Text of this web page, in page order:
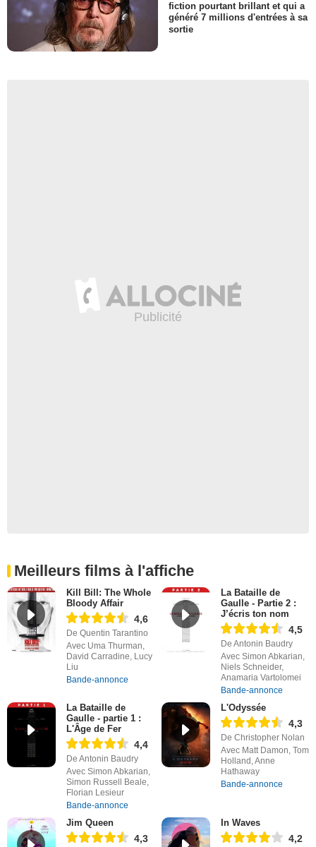
fiction pourtant brillant et qui a
généré 7 millions d'entrées à sa
sortie
Meilleurs films à l'affiche
Kill Bill: The Whole
Bloody Affair
4,6
De Quentin Tarantino
Avec Uma Thurman,
David Carradine, Lucy
Liu
Bande-annonce
La Bataille de
Gaulle - Partie 2 :
J’écris ton nom
4,5
De Antonin Baudry
Avec Simon Abkarian,
Niels Schneider,
Anamaria Vartolomei
Bande-annonce
La Bataille de
Gaulle - partie 1 :
L'Âge de Fer
4,4
De Antonin Baudry
Avec Simon Abkarian,
Simon Russell Beale,
Florian Lesieur
Bande-annonce
L'Odyssée
4,3
De Christopher Nolan
Avec Matt Damon, Tom
Holland, Anne
Hathaway
Bande-annonce
Jim Queen
4,3
In Waves
4,2